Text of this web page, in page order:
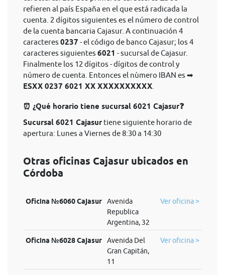
refieren al país España en el que está radicada la
cuenta. 2 dígitos siguientes es el número de control
de la cuenta bancaria Cajasur. A continuación 4
caracteres 0237 - el código de banco Cajasur; los 4
caracteres siguientes 6021 - sucursal de Cajasur.
Finalmente los 12 dígitos - dígitos de control y
número de cuenta. Entonces el nùmero IBAN es ➡
ESXX 0237 6021 XX XXXXXXXXXX
⏰ ¿Qué horario tiene sucursal 6021 Cajasur❓
Sucursal 6021 Cajasur tiene siguiente horario de
apertura: Lunes a Viernes de 8:30 a 14:30
Otras oficinas Cajasur ubicados en
Córdoba
Oficina №6060 Cajasur
Avenida
Republica
Argentina, 32
Ver oficina >
Oficina №6028 Cajasur
Avenida Del
Gran Capitán,
11
Ver oficina >